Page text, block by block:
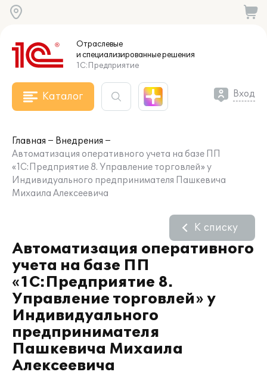
Отраслевые
и специализированныерешения
1С:Предприятие
Каталог Вход
Главная
Внедрения
Автоматизация оперативного учета на базе ПП
«1С:Предприятие 8. Управление торговлей» у
Индивидуального предпринимателя Пашкевича
Михаила Алексеевича
Автоматизация оперативного
учета на базе ПП
«1С:Предприятие 8.
Управление торговлей» у
Индивидуального
предпринимателя
Пашкевича Михаила
Алексеевича
К списку